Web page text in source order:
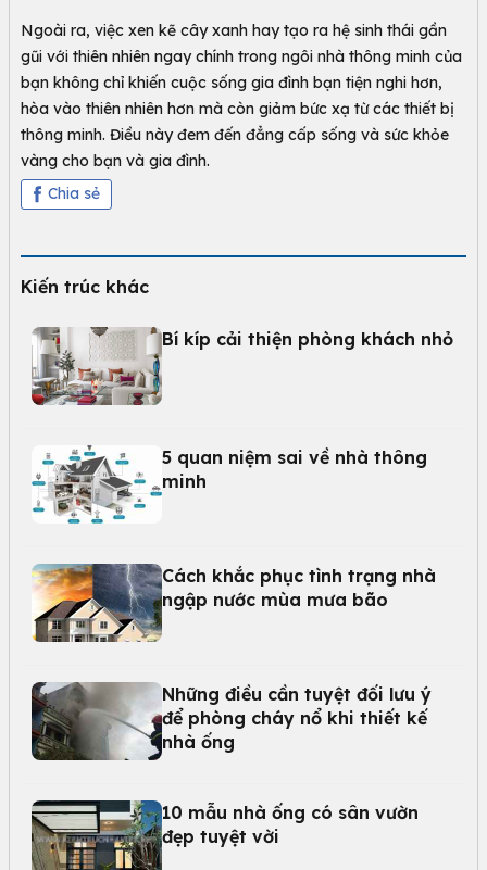
Ngoài ra, việc xen kẽ cây xanh hay tạo ra hệ sinh thái gần
gũi với thiên nhiên ngay chính trong ngôi nhà thông minh của
bạn không chỉ khiến cuộc sống gia đình bạn tiện nghi hơn,
hòa vào thiên nhiên hơn mà còn giảm bức xạ từ các thiết bị
thông minh. Điều này đem đến đẳng cấp sống và sức khỏe
vàng cho bạn và gia đình.
Chia sẻ
Kiến trúc khác
Bí kíp cải thiện phòng khách nhỏ
5 quan niệm sai về nhà thông
minh
Cách khắc phục tình trạng nhà
ngập nước mùa mưa bão
Những điều cần tuyệt đối lưu ý
để phòng cháy nổ khi thiết kế
nhà ống
10 mẫu nhà ống có sân vườn
đẹp tuyệt vời